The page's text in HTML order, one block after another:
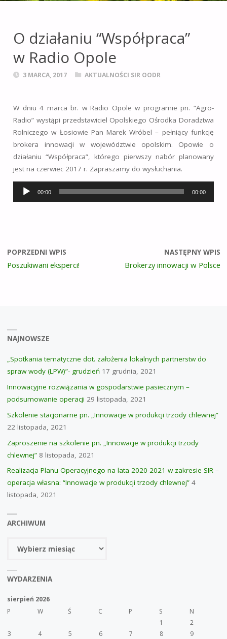
województwa
O działaniu “Współpraca”
w Radio Opole
3 MARCA, 2017 AKTUALNOŚCI SIR OODR
W dniu 4 marca br. w Radio Opole w programie pn. “Agro-
Radio” wystąpi przedstawiciel Opolskiego Ośrodka Doradztwa
Rolniczego w Łosiowie Pan Marek Wróbel – pełniący funkcję
brokera innowacji w województwie opolskim. Opowie o
działaniu “Współpraca”, którego pierwszy nabór planowany
jest na czerwiec 2017 r. Zapraszamy do wysłuchania.
Odtwarzacz
00:00 00:00
POPRZEDNI WPIS
Poszukiwani eksperci!
NASTĘPNY WPIS
Brokerzy innowacji w Polsce
NAJNOWSZE
„Spotkania tematyczne dot. założenia lokalnych partnerstw do
spraw wody (LPW)”- grudzień 17 grudnia, 2021
Innowacyjne rozwiązania w gospodarstwie pasiecznym –
podsumowanie operacji 29 listopada, 2021
Szkolenie stacjonarne pn. „Innowacje w produkcji trzody chlewnej”
22 listopada, 2021
Zaproszenie na szkolenie pn. „Innowacje w produkcji trzody
chlewnej” 8 listopada, 2021
Realizacja Planu Operacyjnego na lata 2020-2021 w zakresie SIR –
operacja własna: “Innowacje w produkcji trzody chlewnej” 4
listopada, 2021
ARCHIWUM
WYDARZENIA
sierpień 2026
P
W Ś C P S
N
1
2
3
4 5 6 7 8
9